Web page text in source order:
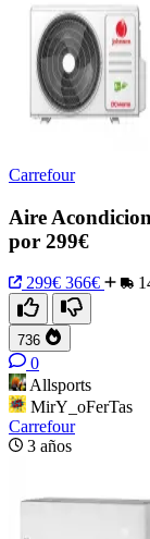
Carrefour
Aire
por 299€
299€ 366€
736
0
Allsports
MirY_oFerTas
Carrefour
3 años